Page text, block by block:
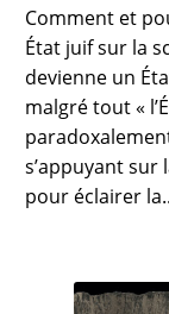
Comment et
État juif sur la
devienne un
malgré tout «
s’appuyant sur
pour éclairer